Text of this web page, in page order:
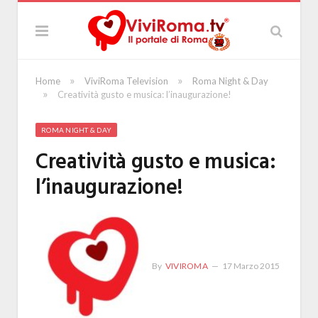
Home » ViviRoma Television » Roma Night & Day
» Creatività gusto e musica: l’inaugurazione!
ROMA NIGHT & DAY
Creatività gusto e musica:
l’inaugurazione!
By VIVIROMA 17 Marzo 2015